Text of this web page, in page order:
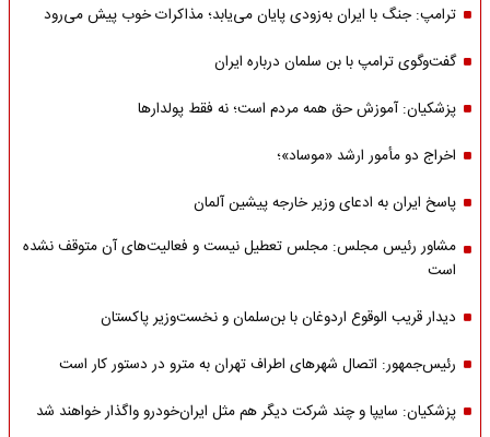
ترامپ: جنگ با ایران به‌زودی پایان می‌یابد؛ مذاکرات خوب پیش می‌رود
گفت‌وگوی ترامپ با بن سلمان درباره ایران
پزشکیان: آموزش حق همه مردم است؛ نه فقط پولدارها
اخراج دو مأمور ارشد «موساد»؛
پاسخ ایران به ادعای وزیر خارجه پیشین آلمان
مشاور رئیس مجلس: مجلس تعطیل نیست و فعالیت‌های آن متوقف نشده
است
دیدار قریب الوقوع اردوغان با بن‌سلمان و نخست‌وزیر پاکستان
رئیس‌جمهور: اتصال شهرهای اطراف تهران به مترو در دستور کار است
پزشکیان: سایپا و چند شرکت دیگر هم مثل ایران‌خودرو واگذار خواهند شد